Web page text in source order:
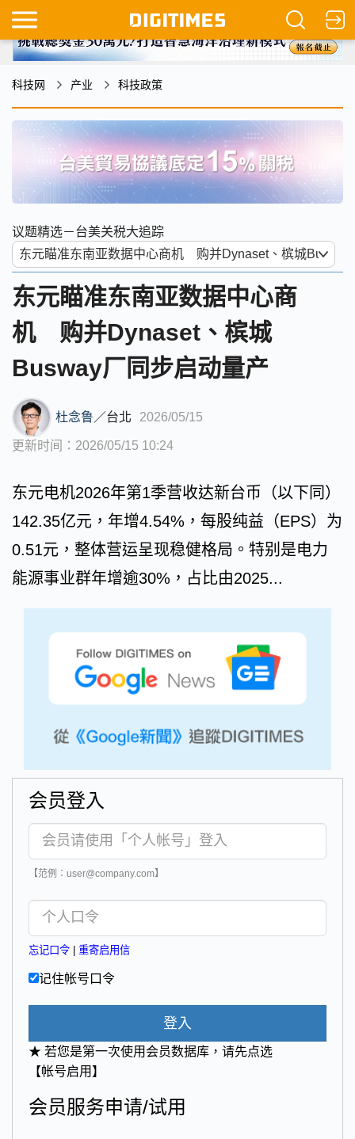
科技网 产业 科技政策
议题精选－台美关税大追踪
东元瞄准东南亚数据中心商
机 购并Dynaset、槟城
Busway厂同步启动量产
杜念鲁 ／台北 2026/05/15
更新时间：2026/05/15 10:24
东元电机2026年第1季营收达新台币（以下同）
142.35亿元，年增4.54%，每股纯益（EPS）为
0.51元，整体营运呈现稳健格局。特别是电力
能源事业群年增逾30%，占比由2025...
会员登入
【范例：user@company.com】
忘记口令 重寄启用信
记住帐号口令
登入
★ 若您是第一次使用会员数据库，请先点选
【帐号启用】
会员服务申请/试用